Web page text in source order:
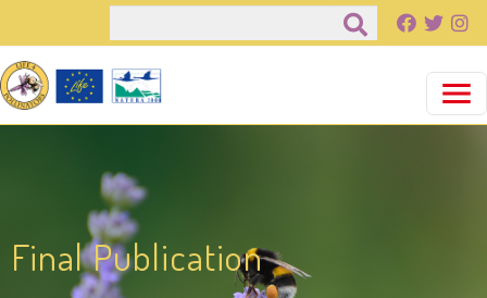
Παράκαμψη προς το κυρίως περιεχόμενο
Final Publication